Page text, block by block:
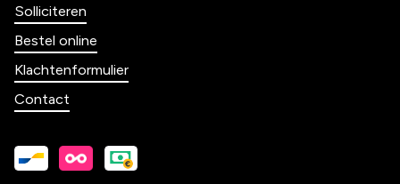
Solliciteren
Bestel online
Klachtenformulier
Contact